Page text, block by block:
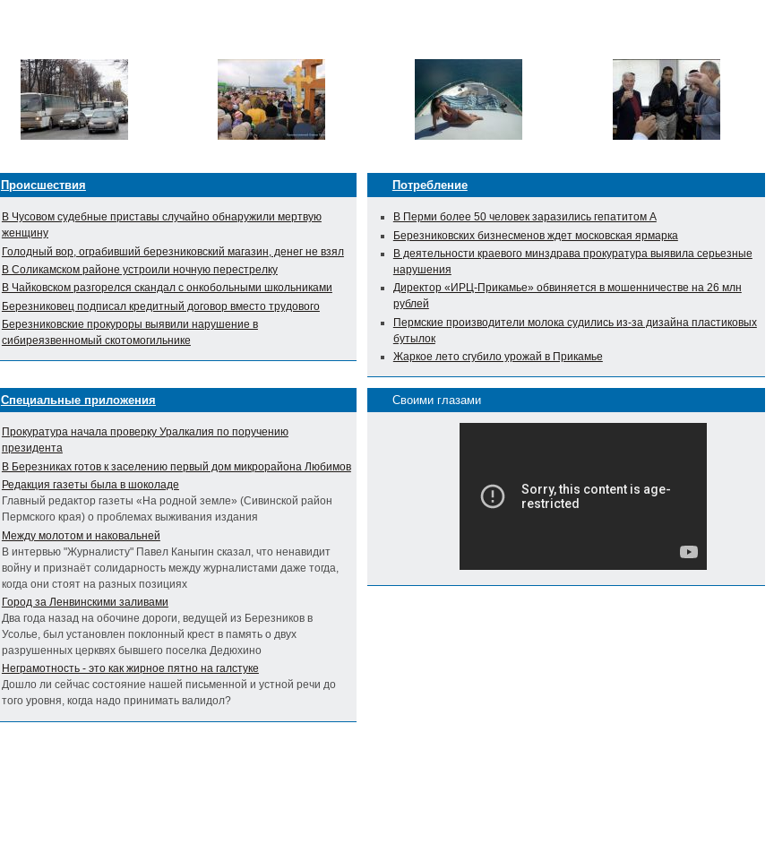
Происшествия
В Чусовом судебные приставы случайно обнаружили мертвую
женщину
Голодный вор, ограбивший березниковский магазин, денег не взял
В Соликамском районе устроили ночную перестрелку
В Чайковском разгорелся скандал с онкобольными школьниками
Березниковец подписал кредитный договор вместо трудового
Березниковские прокуроры выявили нарушение в
сибиреязвенномый скотомогильнике
Потребление
В Перми более 50 человек заразились гепатитом А
Березниковских бизнесменов ждет московская ярмарка
В деятельности краевого минздрава прокуратура выявила серьезные
нарушения
Директор «ИРЦ-Прикамье» обвиняется в мошенничестве на 26 млн
рублей
Пермские производители молока судились из-за дизайна пластиковых
бутылок
Жаркое лето сгубило урожай в Прикамье
Специальные приложения
Прокуратура начала проверку Уралкалия по поручению
президента
В Березниках готов к заселению первый дом микрорайона Любимов
Редакция газеты была в шоколаде
Главный редактор газеты «На родной земле» (Сивинской район
Пермского края) о проблемах выживания издания
Между молотом и наковальней
В интервью "Журналисту" Павел Каныгин сказал, что ненавидит
войну и признаёт солидарность между журналистами даже тогда,
когда они стоят на разных позициях
Город за Ленвинскими заливами
Два года назад на обочине дороги, ведущей из Березников в
Усолье, был установлен поклонный крест в память о двух
разрушенных церквях бывшего поселка Дедюхино
Неграмотность - это как жирное пятно на галстуке
Дошло ли сейчас состояние нашей письменной и устной речи до
того уровня, когда надо принимать валидол?
Своими глазами